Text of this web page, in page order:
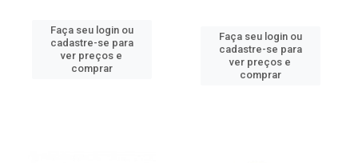
Faça seu login ou
cadastre-se para
ver preços e
comprar
Faça seu login ou
cadastre-se para
ver preços e
comprar